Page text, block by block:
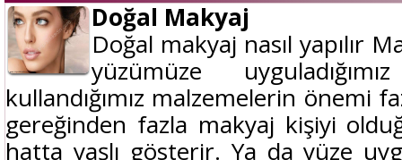
Doğal Makyaj
Doğal makyaj nasıl yapılır
yüzümüze
kullandığımız malzemelerin önemi
gereğinden fazla makyaj kişiyi
hatta yaşlı gösterir. Ya da yüze